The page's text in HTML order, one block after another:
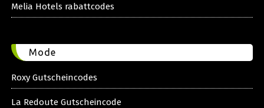
Melia Hotels rabattcodes
Mode
Roxy Gutscheincodes
La Redoute Gutscheincode